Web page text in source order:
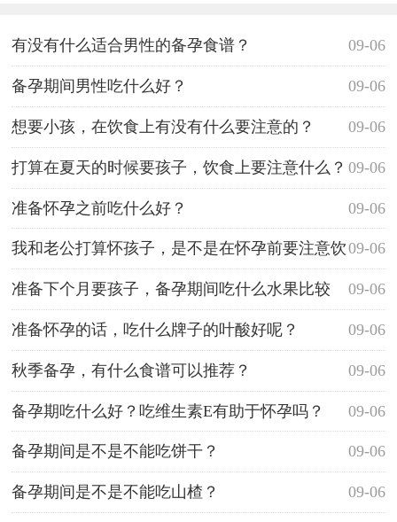
09-06
有没有什么适合男性的备孕食谱？
09-06
备孕期间男性吃什么好？
09-06
想要小孩，在饮食上有没有什么要注意的？
09-06
打算在夏天的时候要孩子，饮食上要注意什么？
09-06
准备怀孕之前吃什么好？
09-06
我和老公打算怀孩子，是不是在怀孕前要注意饮
食？ 09-06
准备下个月要孩子，备孕期间吃什么水果比较
好？ 09-06
准备怀孕的话，吃什么牌子的叶酸好呢？
09-06
秋季备孕，有什么食谱可以推荐？
09-06
备孕期吃什么好？吃维生素E有助于怀孕吗？
09-06
备孕期间是不是不能吃饼干？
09-06
备孕期间是不是不能吃山楂？